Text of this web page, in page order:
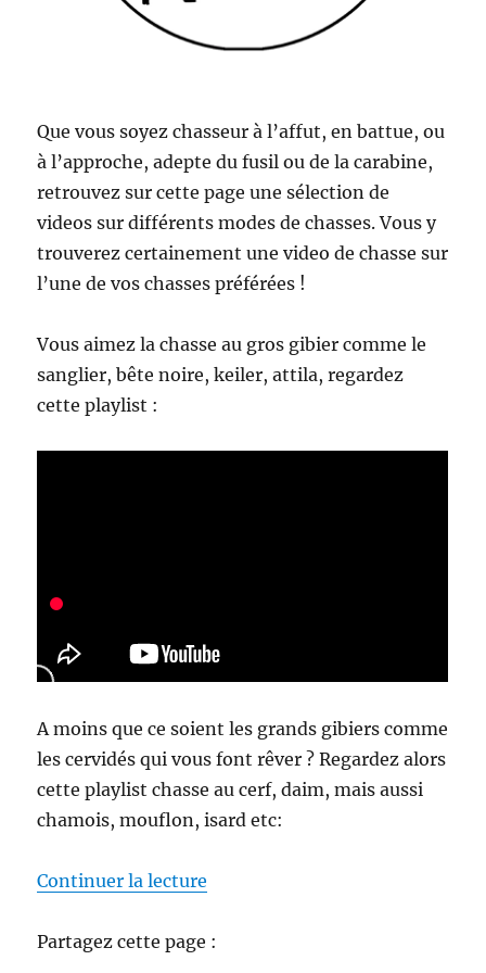
e
i
é
o
c
r
a
b
Que vous soyez chasseur à l’affut, en battue, ou
à l’approche, adepte du fusil ou de la carabine,
retrouvez sur cette page une sélection de
videos sur différents modes de chasses. Vous y
trouverez certainement une video de chasse sur
l’une de vos chasses préférées !
Vous aimez la chasse au gros gibier comme le
sanglier, bête noire, keiler, attila, regardez
cette playlist :
A moins que ce soient les grands gibiers comme
les cervidés qui vous font rêver ? Regardez alors
cette playlist chasse au cerf, daim, mais aussi
chamois, mouflon, isard etc:
Continuer la lecture
Partagez cette page :